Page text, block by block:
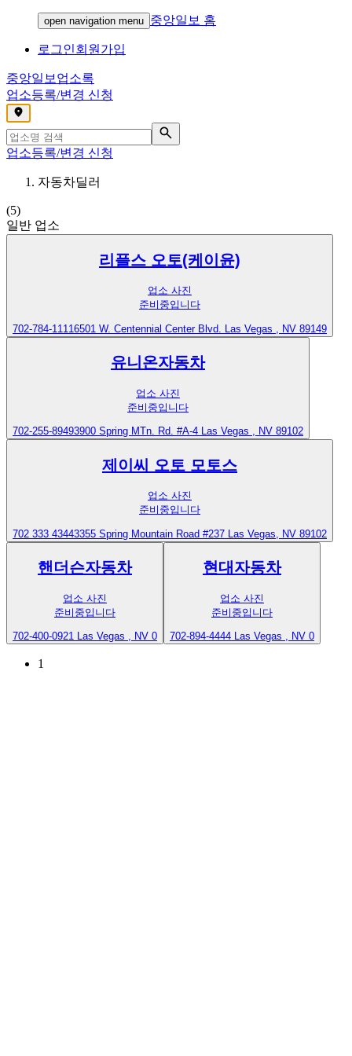
open navigation menu 중앙일보 홈
로그인회원가입
중앙일보 업소록
업소등록/변경 신청
,
업소등록/변경 신청
자동차딜러
(5)
일반 업소
리플스 오토(케이윤)
업소 사진
준비중입니다
702-784-11116501 W. Centennial Center Blvd. Las Vegas , NV 89149
유니온자동차
업소 사진
준비중입니다
702-255-89493900 Spring MTn. Rd. #A-4 Las Vegas , NV 89102
제이씨 오토 모토스
업소 사진
준비중입니다
702 333 43443355 Spring Mountain Road #237 Las Vegas, NV 89102
핸더슨자동차
업소 사진
준비중입니다
702-400-0921 Las Vegas , NV 0
현대자동차
업소 사진
준비중입니다
702-894-4444 Las Vegas , NV 0
1